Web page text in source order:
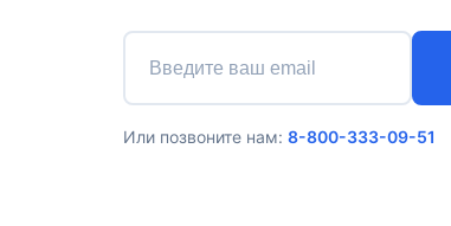
Или позвоните нам: 8-800-333-09-51